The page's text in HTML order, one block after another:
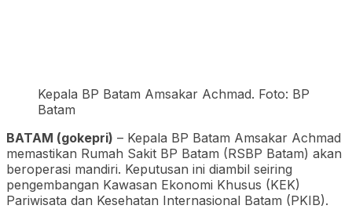
Kepala BP Batam Amsakar Achmad. Foto: BP
Batam
BATAM (gokepri) – Kepala BP Batam Amsakar Achmad
memastikan Rumah Sakit BP Batam (RSBP Batam) akan
beroperasi mandiri. Keputusan ini diambil seiring
pengembangan Kawasan Ekonomi Khusus (KEK)
Pariwisata dan Kesehatan Internasional Batam (PKIB).